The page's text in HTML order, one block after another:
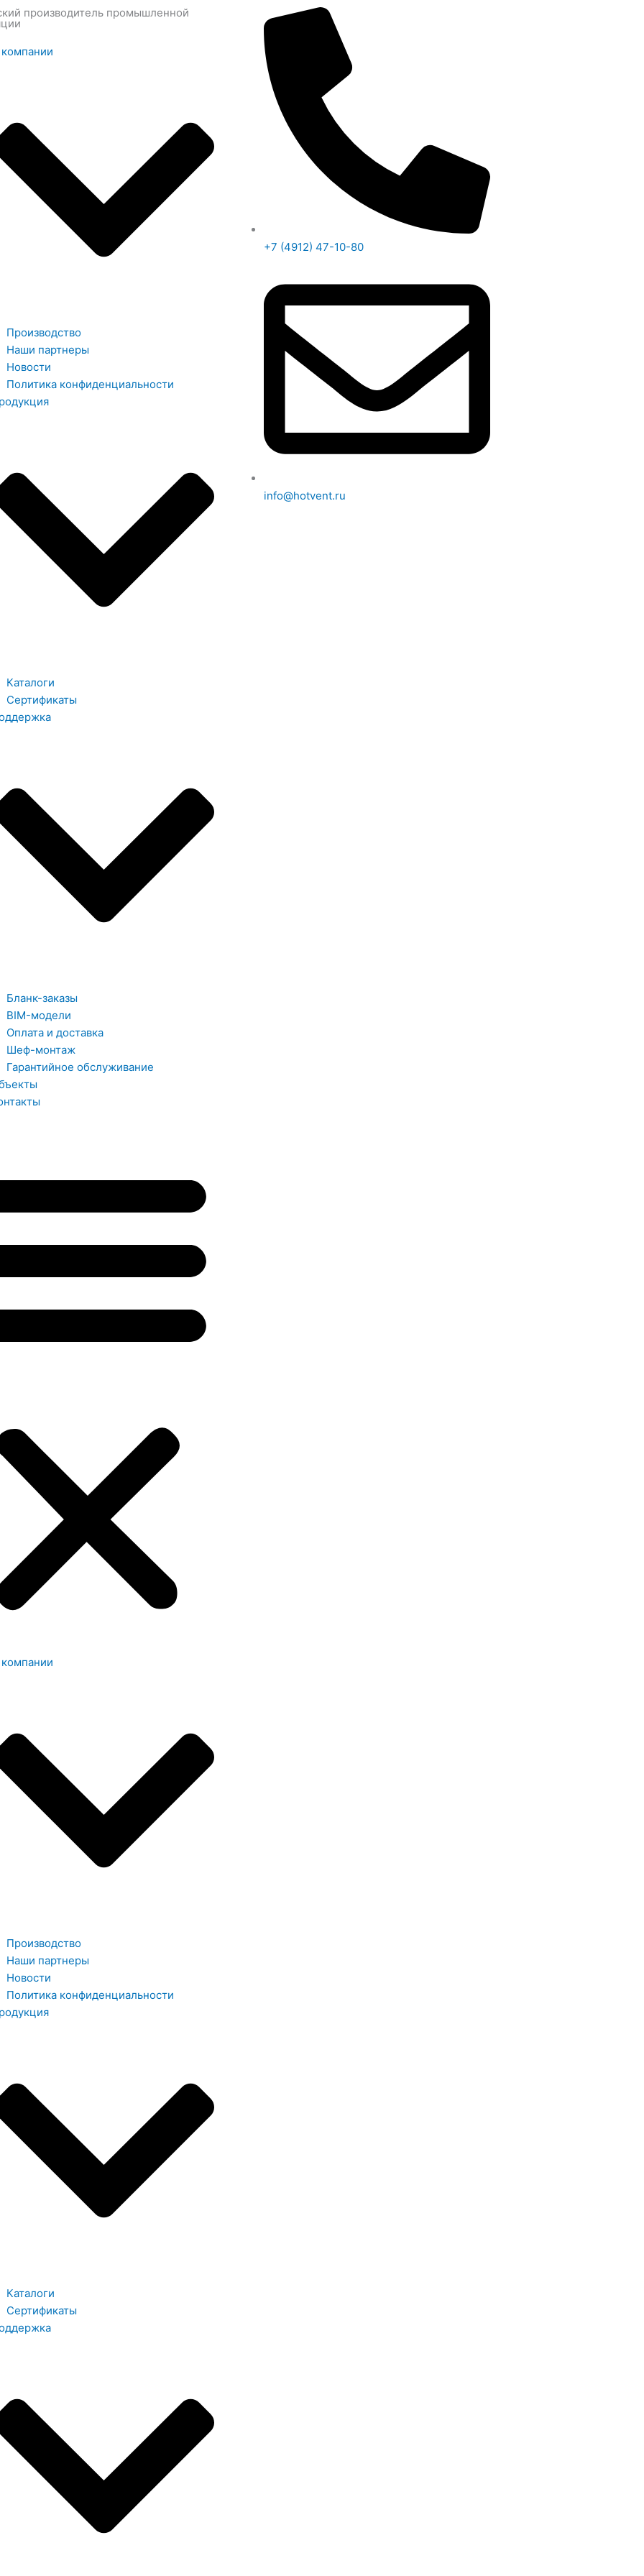
производитель промышленной
Производство
Наши партнеры
Новости
Политика конфиденциальности
Каталоги
Сертификаты
Бланк-заказы
BIM-модели
Оплата и доставка
Шеф-монтаж
Гарантийное обслуживание
Производство
Наши партнеры
Новости
Политика конфиденциальности
Каталоги
Сертификаты
+7 (4912) 47-10-80
info@hotvent.ru